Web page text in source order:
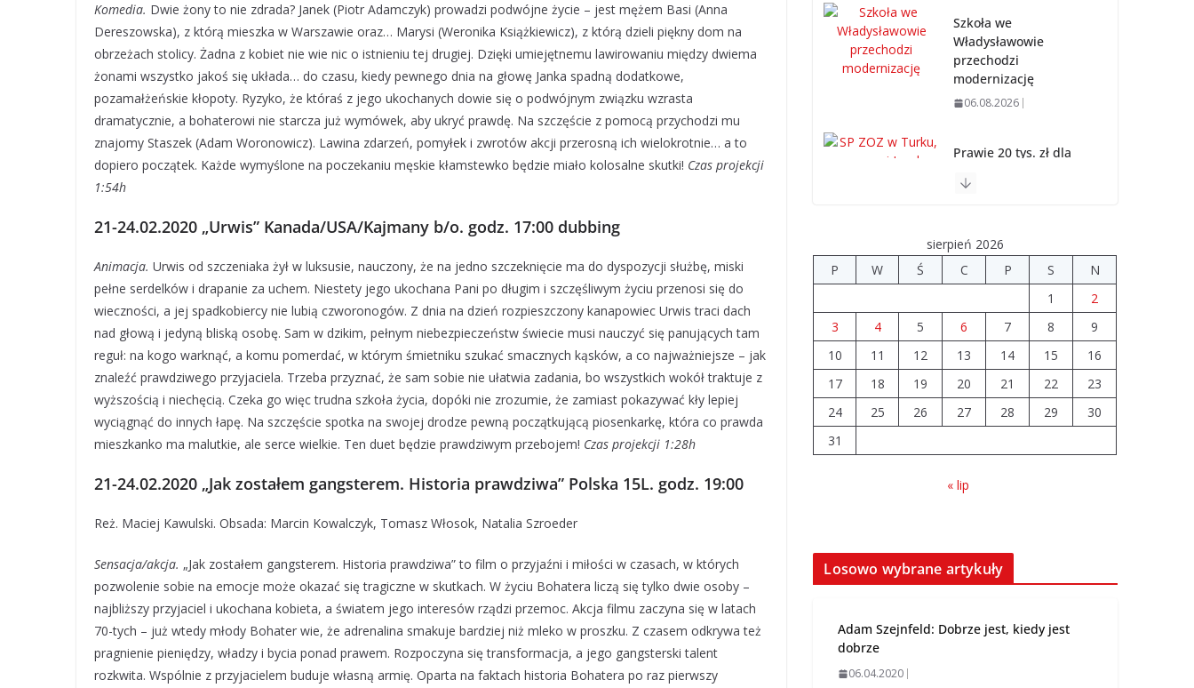
Komedia. Dwie żony to nie zdrada? Janek (Piotr Adamczyk) prowadzi podwójne życie – jest mężem Basi (Anna
Dereszowska), z którą mieszka w Warszawie oraz… Marysi (Weronika Książkiewicz), z którą dzieli piękny dom na
obrzeżach stolicy. Żadna z kobiet nie wie nic o istnieniu tej drugiej. Dzięki umiejętnemu lawirowaniu między dwiema
żonami wszystko jakoś się układa… do czasu, kiedy pewnego dnia na głowę Janka spadną dodatkowe,
pozamałżeńskie kłopoty. Ryzyko, że któraś z jego ukochanych dowie się o podwójnym związku wzrasta
dramatycznie, a bohaterowi nie starcza już wymówek, aby ukryć prawdę. Na szczęście z pomocą przychodzi mu
znajomy Staszek (Adam Woronowicz). Lawina zdarzeń, pomyłek i zwrotów akcji przerosną ich wielokrotnie… a to
dopiero początek. Każde wymyślone na poczekaniu męskie kłamstewko będzie miało kolosalne skutki! Czas projekcji
1:54h
21-24.02.2020 „Urwis” Kanada/USA/Kajmany b/o. godz. 17:00 dubbing
Animacja. Urwis od szczeniaka żył w luksusie, nauczony, że na jedno szczeknięcie ma do dyspozycji służbę, miski
pełne serdelków i drapanie za uchem. Niestety jego ukochana Pani po długim i szczęśliwym życiu przenosi się do
wieczności, a jej spadkobiercy nie lubią czworonogów. Z dnia na dzień rozpieszczony kanapowiec Urwis traci dach
nad głową i jedyną bliską osobę. Sam w dzikim, pełnym niebezpieczeństw świecie musi nauczyć się panujących tam
reguł: na kogo warknąć, a komu pomerdać, w którym śmietniku szukać smacznych kąsków, a co najważniejsze – jak
znaleźć prawdziwego przyjaciela. Trzeba przyznać, że sam sobie nie ułatwia zadania, bo wszystkich wokół traktuje z
wyższością i niechęcią. Czeka go więc trudna szkoła życia, dopóki nie zrozumie, że zamiast pokazywać kły lepiej
wyciągnąć do innych łapę. Na szczęście spotka na swojej drodze pewną początkującą piosenkarkę, która co prawda
mieszkanko ma malutkie, ale serce wielkie. Ten duet będzie prawdziwym przebojem! Czas projekcji 1:28h
21-24.02.2020 „Jak zostałem gangsterem. Historia prawdziwa” Polska 15L. godz. 19:00
Reż. Maciej Kawulski. Obsada: Marcin Kowalczyk, Tomasz Włosok, Natalia Szroeder
Sensacja/akcja. „Jak zostałem gangsterem. Historia prawdziwa” to film o przyjaźni i miłości w czasach, w których
pozwolenie sobie na emocje może okazać się tragiczne w skutkach. W życiu Bohatera liczą się tylko dwie osoby –
najbliższy przyjaciel i ukochana kobieta, a światem jego interesów rządzi przemoc. Akcja filmu zaczyna się w latach
70-tych – już wtedy młody Bohater wie, że adrenalina smakuje bardziej niż mleko w proszku. Z czasem odkrywa też
pragnienie pieniędzy, władzy i bycia ponad prawem. Rozpoczyna się transformacja, a jego gangsterski talent
rozkwita. Wspólnie z przyjacielem buduje własną armię. Oparta na faktach historia Bohatera po raz pierwszy
Szkoła we
Władysławowie
przechodzi
modernizację
06.08.2026
Prawie 20 tys. zł dla
Podwyżka mimo
04.08.2026
Upały groźne dla
zwierząt. Weterynaria
apeluje
04.08.2026
Wiata Wielkopolska.
Dotacje nawet do 300
nieczynne
06.08.2026
sierpień 2026
P
W Ś C P S
N
1
2
3
4 5 6 7 8
9
10
11 12 13 14 15
16
17
18 19 20 21 22
23
24
25 26 27 28 29
30
31
« lip
Losowo wybrane artykuły
Adam Szejnfeld: Dobrze jest, kiedy jest
dobrze
06.04.2020